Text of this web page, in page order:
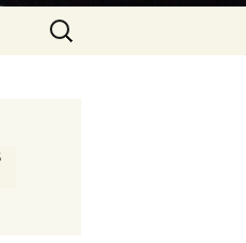
Search
for: